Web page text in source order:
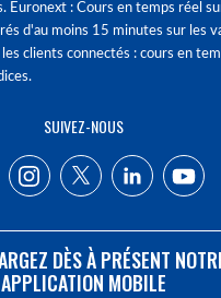
Euronext : Cours en temps réel
d'au moins 15 minutes sur les
clients connectés : cours en
SUIVEZ-NOUS
DÈS À PRÉSENT
APPLICATION MOBILE